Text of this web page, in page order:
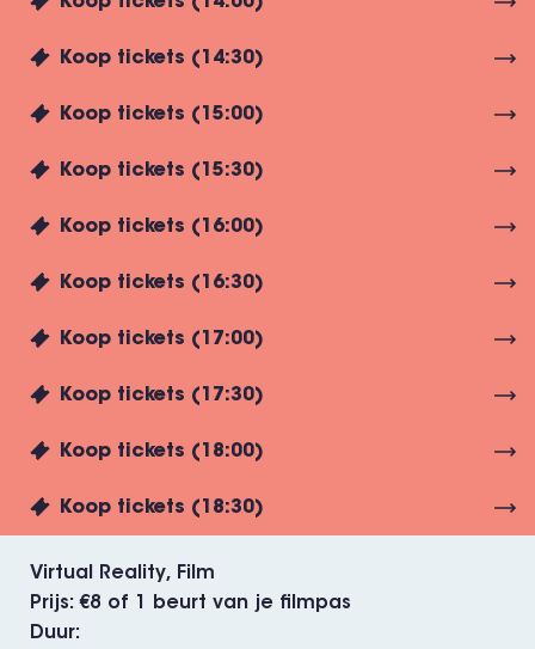
Koop tickets (14:30)
Koop tickets (15:00)
Koop tickets (15:30)
Koop tickets (16:00)
Koop tickets (16:30)
Koop tickets (17:00)
Koop tickets (17:30)
Koop tickets (18:00)
Koop tickets (18:30)
Virtual Reality
Film
Prijs
€8 of 1 beurt van je filmpas
Duur